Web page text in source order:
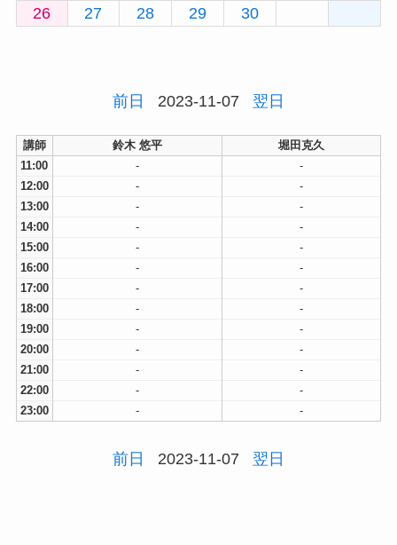
26
27 28 29 30
前日 2023-11-07 翌日
講師 鈴木 悠平
堀田克久
11:00
-
-
12:00
-
-
13:00
-
-
14:00
-
-
15:00
-
-
16:00
-
-
17:00
-
-
18:00
-
-
19:00
-
-
20:00
-
-
21:00
-
-
22:00
-
-
23:00
- -
前日 2023-11-07 翌日